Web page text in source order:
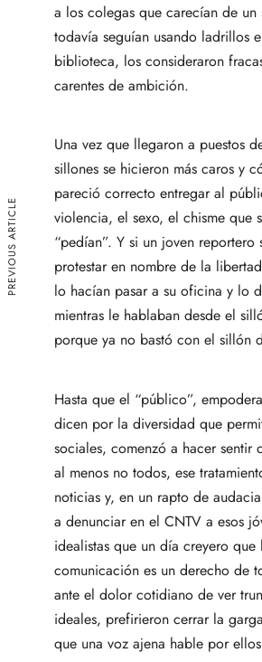
a los colegas que carecían de
todavía seguían usando ladrillos
biblioteca, los consideraron
carentes de ambición.
Una vez que llegaron a puestos
sillones se hicieron más caros y
pareció correcto entregar al
violencia, el sexo, el chisme que
“pedían”. Y si un joven reportero
protestar en nombre de la
lo hacían pasar a su oficina y lo
mientras le hablaban desde el
porque ya no bastó con el sillón
Hasta que el “público”,
dicen por la diversidad que
sociales, comenzó a hacer sentir
al menos no todos, ese
noticias y, en un rapto de
a denunciar en el CNTV a esos
idealistas que un día creyero que
comunicación es un derecho de
ante el dolor cotidiano de ver
ideales, prefirieron cerrar la
que una voz ajena hable por
PREVIOUS ARTICLE